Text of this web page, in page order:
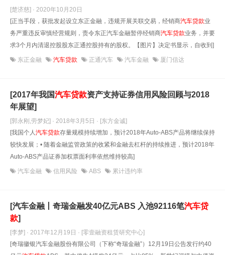
[楚济慈] · 2020年10月20日
[正当手段，获批发起设立东正金融，违规开展关联交易，经销商汽车贷款业
务严重违反审慎经营规则，责令东正汽车金融暂停经销商汽车贷款业务，并要
求3个月内清退控股股东正通控股持有的股权。【图片】决定书显示，自收到]
东正金融 汽车贷款 正通汽车 汽车金融 厦门信达
[2017年我国汽车贷款资产支持证券信用风险回顾与2018
年展望]
[郭永刚,劳梦妃] · 2018年3月5日 · [东方金诚]
[我国个人汽车贷款存量规模持续增加，预计2018年Auto-ABS产品将继续保持
较快发展；• 随着金融监管政策的收紧和金融去杠杆的持续推进，预计2018年
Auto-ABS产品证券加权票面利率依然维持较高]
汽车金融 信用风险 ABS 累计违约率
[汽车金融丨奇瑞金融发40亿元ABS 入池92116笔汽车贷
款]
[李梦] · 2017年12月19日 · [零壹融资租赁研究中心]
[奇瑞徽银汽车金融股份有限公司（下称“奇瑞金融”）12月19日公告发行约40